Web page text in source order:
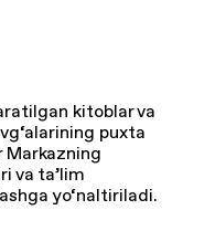
kitoblar va
puxta
Markazning
va ta’lim
yo‘naltiriladi.